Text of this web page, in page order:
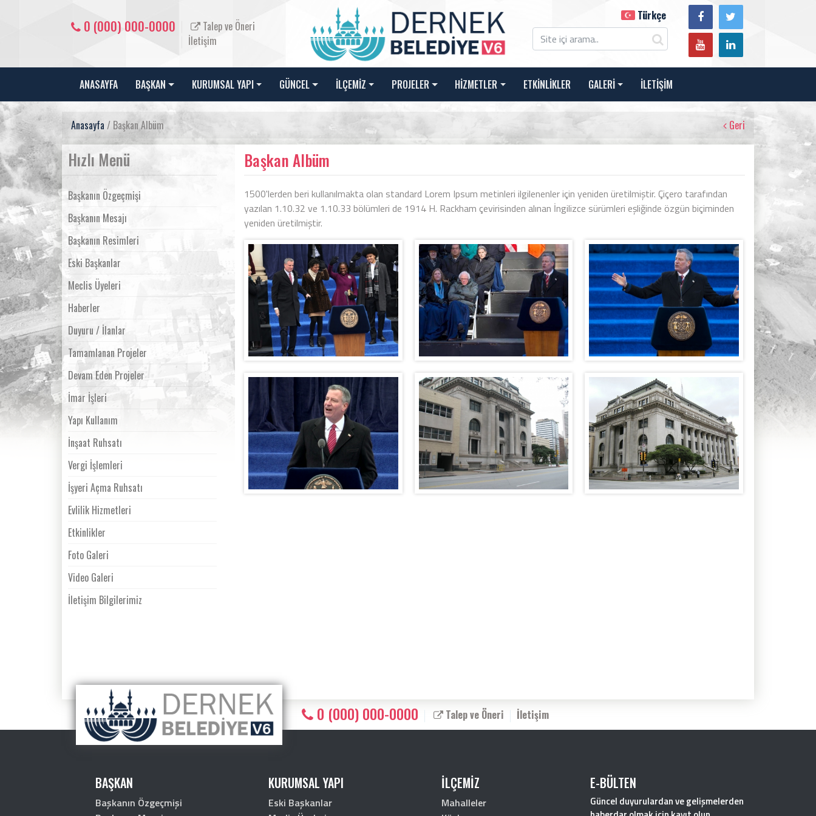
0 (000) 000-0000
Talep ve Öneri
İletişim
Türkçe
ANASAYFA BAŞKAN KURUMSAL YAPI GÜNCEL İLÇEMİZ PROJELER HİZMETLER ETKİNLİKLER GALERİ İLETİŞİM
Anasayfa / Başkan Albüm Geri
Hızlı Menü
Başkanın Özgeçmişi
Başkanın Mesajı
Başkanın Resimleri
Eski Başkanlar
Meclis Üyeleri
Haberler
Duyuru / İlanlar
Tamamlanan Projeler
Devam Eden Projeler
İmar İşleri
Yapı Kullanım
İnşaat Ruhsatı
Vergi İşlemleri
İşyeri Açma Ruhsatı
Evlilik Hizmetleri
Etkinlikler
Foto Galeri
Video Galeri
İletişim Bilgilerimiz
Başkan Albüm
1500'lerden beri kullanılmakta olan standard Lorem Ipsum metinleri ilgilenenler için yeniden üretilmiştir. Çiçero tarafından
yazılan 1.10.32 ve 1.10.33 bölümleri de 1914 H. Rackham çevirisinden alınan İngilizce sürümleri eşliğinde özgün biçiminden
yeniden üretilmiştir.
0 (000) 000-0000 Talep ve Öneri İletişim
BAŞKAN
Başkanın Özgeçmişi
KURUMSAL YAPI
Eski Başkanlar
İLÇEMİZ
Mahalleler
E-BÜLTEN
Güncel duyurulardan ve gelişmelerden